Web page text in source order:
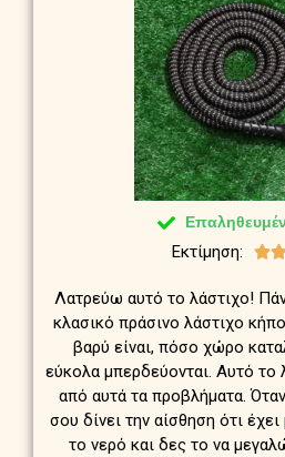
Εκτίμηση: 
Λατρεύω αυτό το λάστιχο!
κλασικό πράσινο λάστιχο
βαρύ είναι, πόσο χώρο
εύκολα μπερδεύονται. Αυτό το
από αυτά τα προβλήματα.
σου δίνει την αίσθηση ότι
το νερό και δες το να